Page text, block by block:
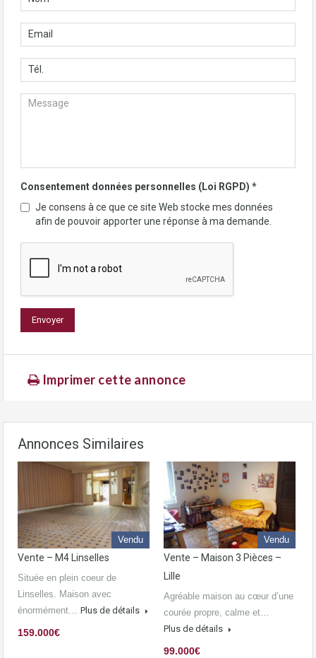
Consentement données personnelles (Loi RGPD) *
Je consens à ce que ce site Web stocke mes données
afin de pouvoir apporter une réponse à ma demande.
Imprimer cette annonce
Annonces Similaires
Vendu
Vente – M4 Linselles
Située en plein coeur de
Linselles. Maison avec
énormément… Plus de détails
159.000€
Vendu
Vente – Maison 3 Pièces –
Lille
Agréable maison au cœur d’une
courée propre, calme et…
Plus de détails
99.000€